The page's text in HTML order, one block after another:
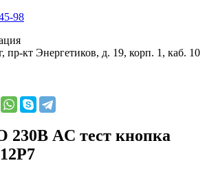
98
пр-кт Энергетиков, д. 19, корп. 1, каб. 10
230В AC тест кнопка